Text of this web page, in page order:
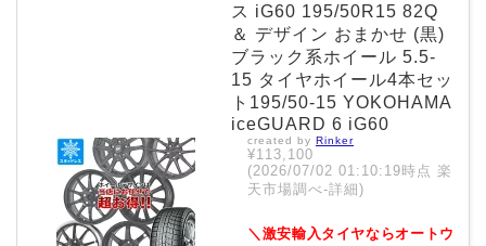
ス iG60 195/50R15 82Q
＆ デザイン おまかせ (黒)
ブラック系ホイール 5.5-
15 タイヤホイール4本セッ
ト195/50-15 YOKOHAMA
iceGUARD 6 iG60
created by Rinker
¥113,100
(2026/07/02 01:10:19時点 楽
天市場調べ-詳細)
＼激安輸入タイヤならオートウ